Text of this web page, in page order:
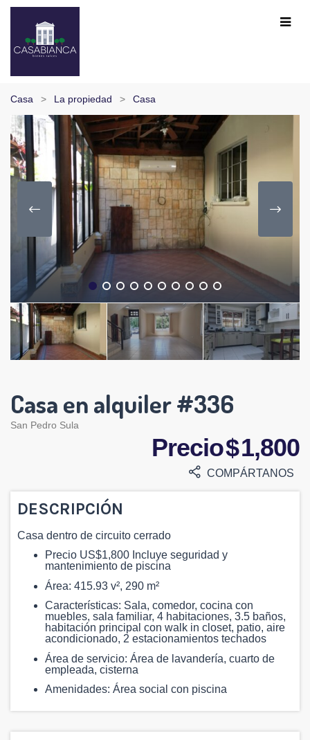
Casa La propiedad Casa
Casa en alquiler #336
San Pedro Sula
Precio $ 1,800
COMPÁRTANOS
DESCRIPCIÓN
Casa dentro de circuito cerrado
Precio US$1,800 Incluye seguridad y
mantenimiento de piscina
Área: 415.93 v², 290 m²
Características: Sala, comedor, cocina con
muebles, sala familiar, 4 habitaciones, 3.5 baños,
habitación principal con walk in closet, patio, aire
acondicionado, 2 estacionamientos techados
Área de servicio: Área de lavandería, cuarto de
empleada, cisterna
Amenidades: Área social con piscina